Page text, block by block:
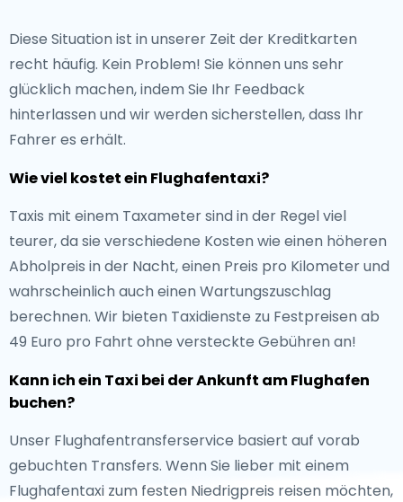
Diese Situation ist in unserer Zeit der Kreditkarten
recht häufig. Kein Problem! Sie können uns sehr
glücklich machen, indem Sie Ihr Feedback
hinterlassen und wir werden sicherstellen, dass Ihr
Fahrer es erhält.
Wie viel kostet ein Flughafentaxi?
Taxis mit einem Taxameter sind in der Regel viel
teurer, da sie verschiedene Kosten wie einen höheren
Abholpreis in der Nacht, einen Preis pro Kilometer und
wahrscheinlich auch einen Wartungszuschlag
berechnen. Wir bieten Taxidienste zu Festpreisen ab
49 Euro pro Fahrt ohne versteckte Gebühren an!
Kann ich ein Taxi bei der Ankunft am Flughafen
buchen?
Unser Flughafentransferservice basiert auf vorab
gebuchten Transfers. Wenn Sie lieber mit einem
Flughafentaxi zum festen Niedrigpreis reisen möchten,